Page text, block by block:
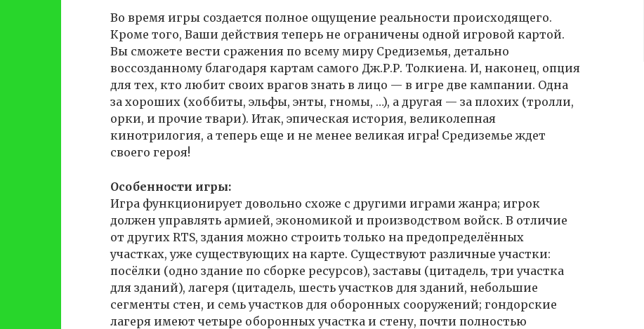
Во время игры создается полное ощущение реальности происходящего.
Кроме того, Ваши действия теперь не ограничены одной игровой картой.
Вы сможете вести сражения по всему миру Средиземья, детально
воссозданному благодаря картам самого Дж.Р.Р. Толкиена. И, наконец, опция
для тех, кто любит своих врагов знать в лицо — в игре две кампании. Одна
за хороших (хоббиты, эльфы, энты, гномы, …), а другая — за плохих (тролли,
орки, и прочие твари). Итак, эпическая история, великолепная
кинотрилогия, а теперь еще и не менее великая игра! Средиземье ждет
своего героя!
Особенности игры:
Игра функционирует довольно схоже с другими играми жанра; игрок
должен управлять армией, экономикой и производством войск. В отличие
от других RTS, здания можно строить только на предопределённых
участках, уже существующих на карте. Существуют различные участки:
посёлки (одно здание по сборке ресурсов), заставы (цитадель, три участка
для зданий), лагеря (цитадель, шесть участков для зданий, небольшие
сегменты стен, и семь участков для оборонных сооружений; гондорские
лагеря имеют четыре оборонных участка и стену, почти полностью